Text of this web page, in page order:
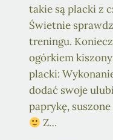
takie są placki z
Świetnie
treningu.
ogórkiem
placki:
dodać swoje
paprykę,
Z…